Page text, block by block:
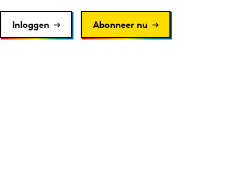
Inloggen Abonneer nu